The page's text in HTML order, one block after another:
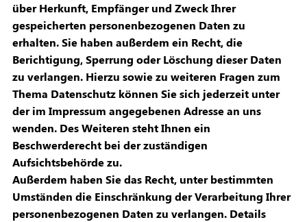
über Herkunft, Empfänger und Zweck Ihrer
gespeicherten personenbezogenen Daten zu
erhalten. Sie haben außerdem ein Recht, die
Berichtigung, Sperrung oder Löschung dieser Daten
zu verlangen. Hierzu sowie zu weiteren Fragen zum
Thema Datenschutz können Sie sich jederzeit unter
der im Impressum angegebenen Adresse an uns
wenden. Des Weiteren steht Ihnen ein
Beschwerderecht bei der zuständigen
Aufsichtsbehörde zu.
Außerdem haben Sie das Recht, unter bestimmten
Umständen die Einschränkung der Verarbeitung Ihrer
personenbezogenen Daten zu verlangen. Details